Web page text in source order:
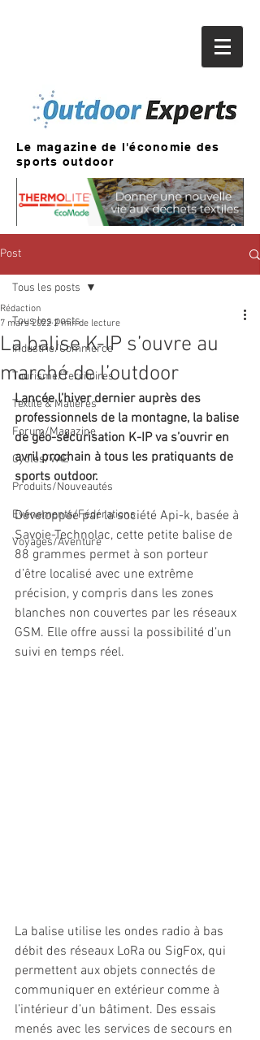
Le magazine de l'économie des
sports outdoor
Post
Tous les posts
Industrie/Commerce
Tourisme/Territoires
Textile & Matières
Forum/Magazine
Cycles/VAE
Produits/Nouveautés
Evénements/Fédérations
Voyages/Aventure
Tous les posts
La balise K-IP s’ouvre au
marché de l’outdoor
Rédaction
7 mars 2022 2 min de lecture
Lancée l’hiver dernier auprès des
professionnels de la montagne, la balise
de géo-sécurisation K-IP va s’ouvrir en
avril prochain à tous les pratiquants de
sports outdoor.
Développée par la société Api-k, basée à
Savoie-Technolac, cette petite balise de
88 grammes permet à son porteur
d’être localisé avec une extrême
précision, y compris dans les zones
blanches non couvertes par les réseaux
GSM. Elle offre aussi la possibilité d’un
suivi en temps réel.
La balise utilise les ondes radio à bas
débit des réseaux LoRa ou SigFox, qui
permettent aux objets connectés de
communiquer en extérieur comme à
l’intérieur d’un bâtiment. Des essais
menés avec les services de secours en